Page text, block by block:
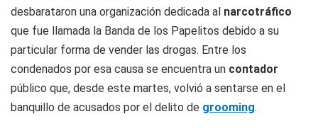
desbarataron una organización dedicada al narcotráfico
que fue llamada la Banda de los Papelitos debido a su
particular forma de vender las drogas. Entre los
condenados por esa causa se encuentra un contador
público que, desde este martes, volvió a sentarse en el
banquillo de acusados por el delito de grooming.